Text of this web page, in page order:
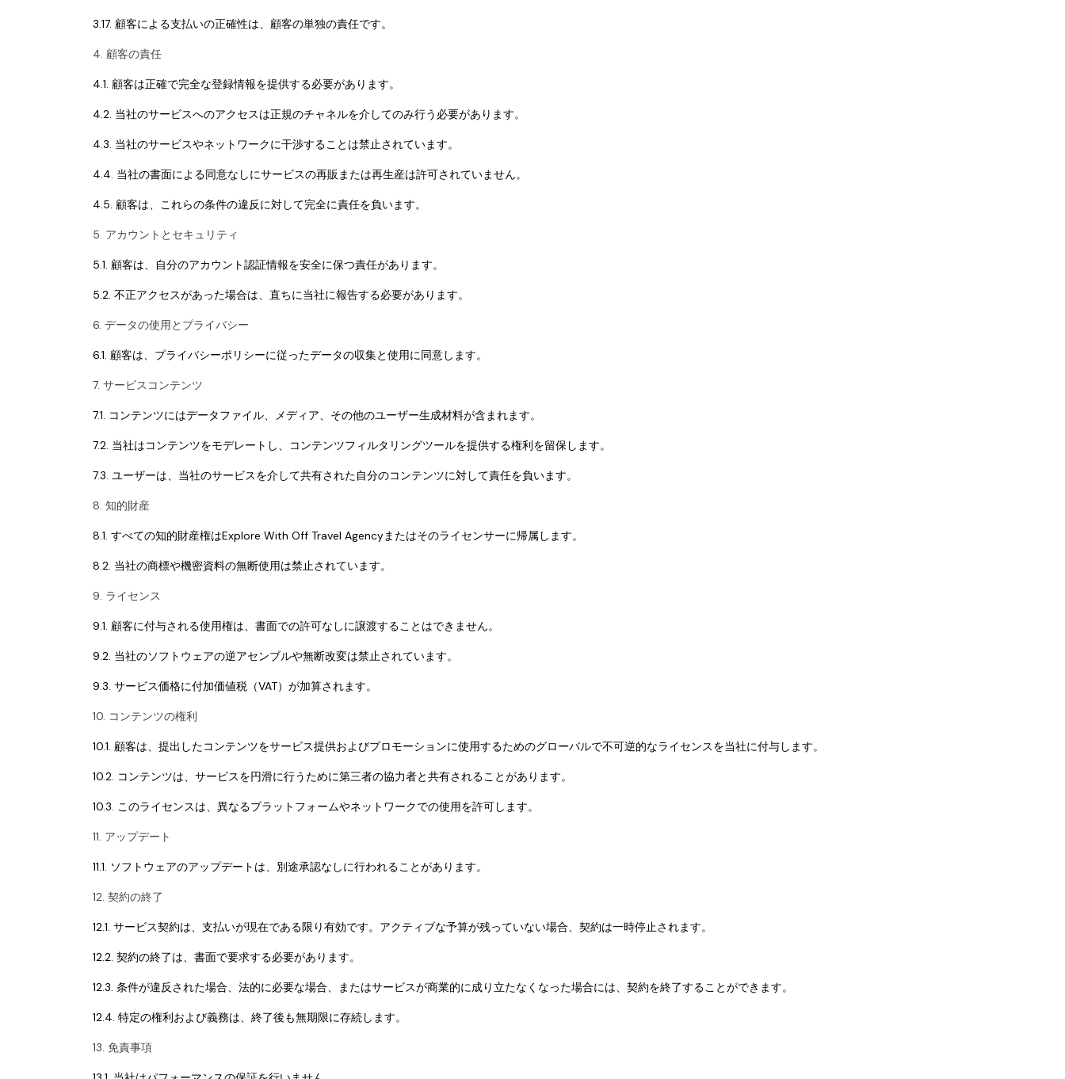
3.17. 顧客による支払いの正確性は、顧客の単独の責任です。
4. 顧客の責任
4.1. 顧客は正確で完全な登録情報を提供する必要があります。
4.2. 当社のサービスへのアクセスは正規のチャネルを介してのみ行う必要があります。
4.3. 当社のサービスやネットワークに干渉することは禁止されています。
4.4. 当社の書面による同意なしにサービスの再販または再生産は許可されていません。
4.5. 顧客は、これらの条件の違反に対して完全に責任を負います。
5. アカウントとセキュリティ
5.1. 顧客は、自分のアカウント認証情報を安全に保つ責任があります。
5.2. 不正アクセスがあった場合は、直ちに当社に報告する必要があります。
6. データの使用とプライバシー
6.1. 顧客は、プライバシーポリシーに従ったデータの収集と使用に同意します。
7. サービスコンテンツ
7.1. コンテンツにはデータファイル、メディア、その他のユーザー生成材料が含まれます。
7.2. 当社はコンテンツをモデレートし、コンテンツフィルタリングツールを提供する権利を留保します。
7.3. ユーザーは、当社のサービスを介して共有された自分のコンテンツに対して責任を負います。
8. 知的財産
8.1. すべての知的財産権はExplore With Off Travel Agencyまたはそのライセンサーに帰属します。
8.2. 当社の商標や機密資料の無断使用は禁止されています。
9. ライセンス
9.1. 顧客に付与される使用権は、書面での許可なしに譲渡することはできません。
9.2. 当社のソフトウェアの逆アセンブルや無断改変は禁止されています。
9.3. サービス価格に付加価値税（VAT）が加算されます。
10. コンテンツの権利
10.1. 顧客は、提出したコンテンツをサービス提供およびプロモーションに使用するためのグローバルで不可逆的なライセンスを当社に付与します。
10.2. コンテンツは、サービスを円滑に行うために第三者の協力者と共有されることがあります。
10.3. このライセンスは、異なるプラットフォームやネットワークでの使用を許可します。
11. アップデート
11.1. ソフトウェアのアップデートは、別途承認なしに行われることがあります。
12. 契約の終了
12.1. サービス契約は、支払いが現在である限り有効です。アクティブな予算が残っていない場合、契約は一時停止されます。
12.2. 契約の終了は、書面で要求する必要があります。
12.3. 条件が違反された場合、法的に必要な場合、またはサービスが商業的に成り立たなくなった場合には、契約を終了することができます。
12.4. 特定の権利および義務は、終了後も無期限に存続します。
13. 免責事項